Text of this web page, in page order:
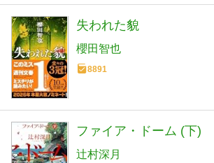
失われた貌
櫻田智也
8891
ファイア・ドーム (下)
辻村深月